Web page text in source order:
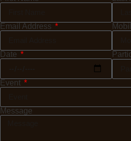
Email Address
Date
Event
Message